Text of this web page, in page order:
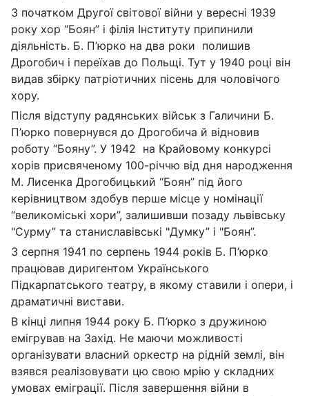
З початком Другої світової війни у вересні 1939
року хор “Боян” і філія Інституту припинили
діяльність. Б. П’юрко на два роки полишив
Дрогобич і переїхав до Польщі. Тут у 1940 році він
видав збірку патріотичних пісень для чоловічого
хору.
Після відступу радянських військ з Галичини Б.
П’юрко повернувся до Дрогобича й відновив
роботу “Бояну”. У 1942 на Крайовому конкурсі
хорів присвяченому 100-річчю від дня народження
М. Лисенка Дрогобицький “Боян” під його
керівництвом здобув перше місце у номінації
“великоміські хори”, залишивши позаду львівську
"Сурму” та станиславівські "Думку” і "Боян”.
З серпня 1941 по серпень 1944 років Б. П’юрко
працював диригентом Українського
Підкарпатського театру, в якому ставили і опери, і
драматичні вистави.
В кінці липня 1944 року Б. П’юрко з дружиною
емігрував на Захід. Не маючи можливості
організувати власний оркестр на рідній землі, він
взявся реалізовувати цю свою мрію у складних
умовах еміграції. Після завершення війни в